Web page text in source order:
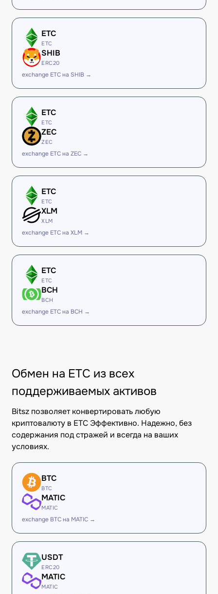
ETC
ETC
SHIB
ERC20
exchange ETC на SHIB →
ETC
ETC
ZEC
ZEC
exchange ETC на ZEC →
ETC
ETC
XLM
XLM
exchange ETC на XLM →
ETC
ETC
BCH
BCH
exchange ETC на BCH →
Обмен на ETC из всех
поддерживаемых активов
Bitsz позволяет конвертировать любую
криптовалюту в ETC Эффективно. Надежно, без
содержания под стражей и всегда на ваших
условиях.
BTC
BTC
MATIC
MATIC
exchange BTC на MATIC →
USDT
ERC20
MATIC
MATIC